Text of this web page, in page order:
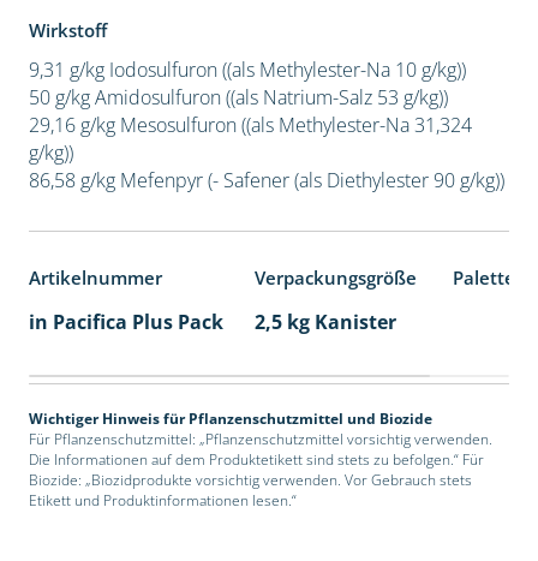
Wirkstoff
9,31 g/kg Iodosulfuron ((als Methylester-Na 10 g/kg))
50 g/kg Amidosulfuron ((als Natrium-Salz 53 g/kg))
29,16 g/kg Mesosulfuron ((als Methylester-Na 31,324
g/kg))
86,58 g/kg Mefenpyr (- Safener (als Diethylester 90 g/kg))
Artikelnummer Verpackungsgröße
in Pacifica Plus Pack 2,5 kg Kanister
Wichtiger Hinweis für Pflanzenschutzmittel und Biozide
Für Pflanzenschutzmittel: „Pflanzenschutzmittel vorsichtig verwenden.
Die Informationen auf dem Produktetikett sind stets zu befolgen.“ Für
Biozide: „Biozidprodukte vorsichtig verwenden. Vor Gebrauch stets
Etikett und Produktinformationen lesen.“